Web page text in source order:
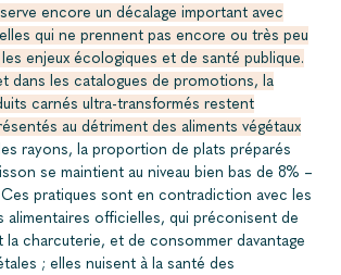
encore un décalage important avec
qui ne prennent pas encore ou très peu
enjeux écologiques et de santé publique.
dans les catalogues de promotions, la
carnés ultra-transformés restent
au détriment des aliments végétaux
rayons, la proportion de plats préparés
se maintient au niveau bien bas de 8% –
pratiques sont en contradiction avec les
alimentaires officielles, qui préconisent de
la charcuterie, et de consommer davantage
; elles nuisent à la santé des